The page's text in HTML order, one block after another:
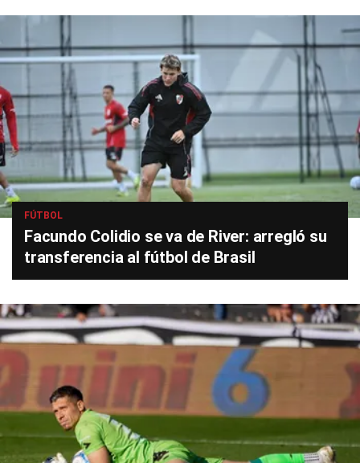
FÚTBOL
Facundo Colidio se va de River: arregló su
transferencia al fútbol de Brasil